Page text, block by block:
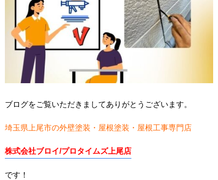
ブログをご覧いただきましてありがとうございます。
埼玉県上尾市の外壁塗装・屋根塗装・屋根工事専門店
株式会社ブロイ/プロタイムズ上尾店
です！